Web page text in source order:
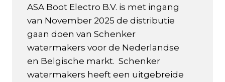
ASA Boot Electro B.V. is met ingang
van November 2025 de distributie
gaan doen van Schenker
watermakers voor de Nederlandse
en Belgische markt. Schenker
watermakers heeft een uitgebreide